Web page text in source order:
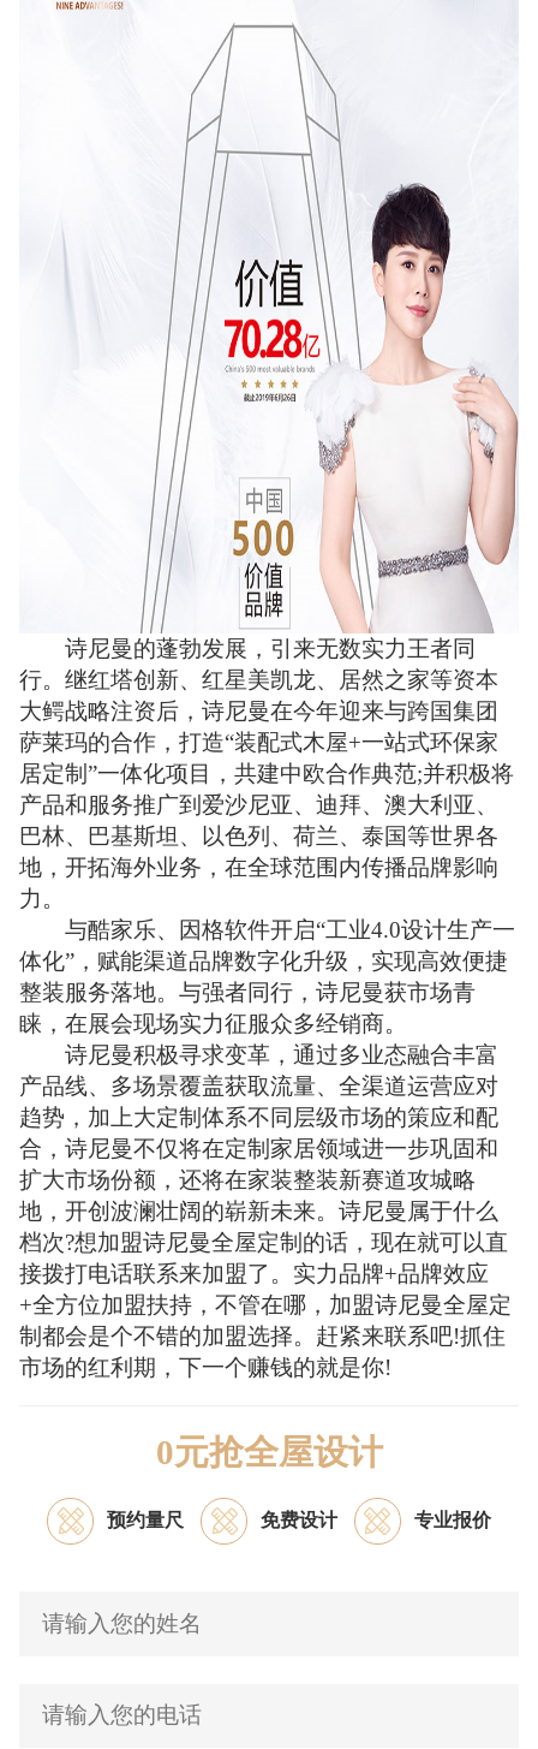
诗尼曼的蓬勃发展，引来无数实力王者同
行。继红塔创新、红星美凯龙、居然之家等资本
大鳄战略注资后，诗尼曼在今年迎来与跨国集团
萨莱玛的合作，打造“装配式木屋+一站式环保家
居定制”一体化项目，共建中欧合作典范;并积极将
产品和服务推广到爱沙尼亚、迪拜、澳大利亚、
巴林、巴基斯坦、以色列、荷兰、泰国等世界各
地，开拓海外业务，在全球范围内传播品牌影响
力。
与酷家乐、因格软件开启“工业4.0设计生产一
体化”，赋能渠道品牌数字化升级，实现高效便捷
整装服务落地。与强者同行，诗尼曼获市场青
睐，在展会现场实力征服众多经销商。
诗尼曼积极寻求变革，通过多业态融合丰富
产品线、多场景覆盖获取流量、全渠道运营应对
趋势，加上大定制体系不同层级市场的策应和配
合，诗尼曼不仅将在定制家居领域进一步巩固和
扩大市场份额，还将在家装整装新赛道攻城略
地，开创波澜壮阔的崭新未来。诗尼曼属于什么
档次?想加盟诗尼曼全屋定制的话，现在就可以直
接拨打电话联系来加盟了。实力品牌+品牌效应
+全方位加盟扶持，不管在哪，加盟诗尼曼全屋定
制都会是个不错的加盟选择。赶紧来联系吧!抓住
市场的红利期，下一个赚钱的就是你!
0元抢全屋设计
预约量尺 免费设计 专业报价